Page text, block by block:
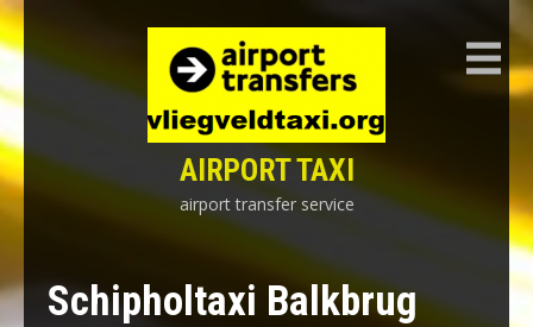
Skip
to
content
AIRPORT TAXI
airport transfer service
Schipholtaxi Balkbrug